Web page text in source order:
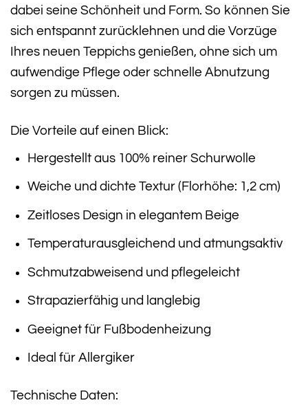
dabei seine Schönheit und Form. So können Sie
sich entspannt zurücklehnen und die Vorzüge
Ihres neuen Teppichs genießen, ohne sich um
aufwendige Pflege oder schnelle Abnutzung
sorgen zu müssen.
Die Vorteile auf einen Blick:
Hergestellt aus 100% reiner Schurwolle
Weiche und dichte Textur (Florhöhe: 1,2 cm)
Zeitloses Design in elegantem Beige
Temperaturausgleichend und atmungsaktiv
Schmutzabweisend und pflegeleicht
Strapazierfähig und langlebig
Geeignet für Fußbodenheizung
Ideal für Allergiker
Technische Daten: